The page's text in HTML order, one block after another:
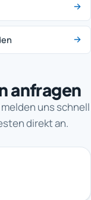
anfragen
uns schnell
direkt an.